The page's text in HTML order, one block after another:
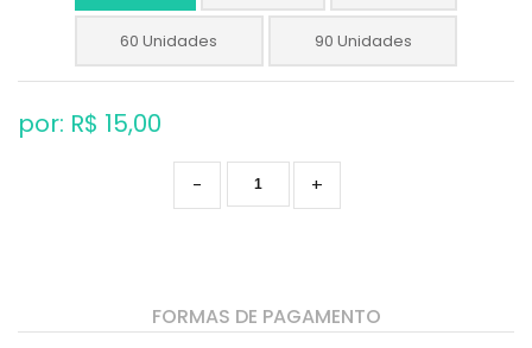
60 Unidades 90 Unidades
por: R$ 15,00
+
-
FORMAS DE PAGAMENTO